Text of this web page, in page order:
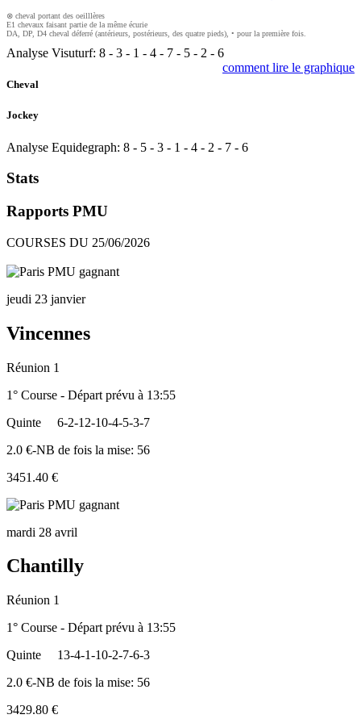
⊗ cheval portant des oeilllères
E1 chevaux faisant partie de la même écurie
DA, DP, D4 cheval déferré (antérieurs, postérieurs, des quatre pieds), • pour la première fois.
Analyse Visuturf: 8 - 3 - 1 - 4 - 7 - 5 - 2 - 6
comment lire le graphique
Cheval
Jockey
Analyse Equidegraph: 8 - 5 - 3 - 1 - 4 - 2 - 7 - 6
Stats
Rapports PMU
COURSES DU 25/06/2026
jeudi 23 janvier
Vincennes
Réunion 1
1° Course - Départ prévu à 13:55
Quinte
6-2-12-10-4-5-3-7
2.0 €-NB de fois la mise: 56
3451.40 €
mardi 28 avril
Chantilly
Réunion 1
1° Course - Départ prévu à 13:55
Quinte
13-4-1-10-2-7-6-3
2.0 €-NB de fois la mise: 56
3429.80 €